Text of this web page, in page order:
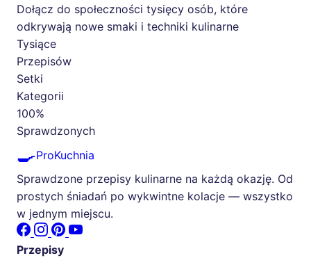
Dołącz do społeczności tysięcy osób, które
odkrywają nowe smaki i techniki kulinarne
Tysiące
Przepisów
Setki
Kategorii
100%
Sprawdzonych
🍳ProKuchnia
Sprawdzone przepisy kulinarne na każdą okazję. Od
prostych śniadań po wykwintne kolacje — wszystko
w jednym miejscu.
Przepisy